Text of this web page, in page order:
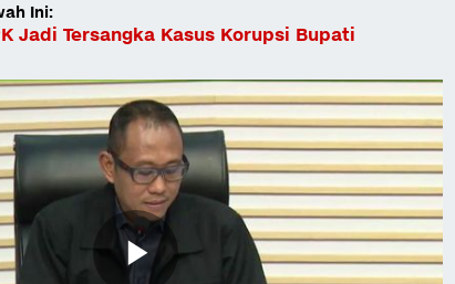
Ini:
Jadi Tersangka Kasus Korupsi Bupati